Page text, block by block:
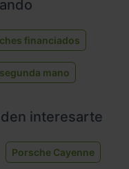
financiados
mano
interesarte
Porsche Cayenne